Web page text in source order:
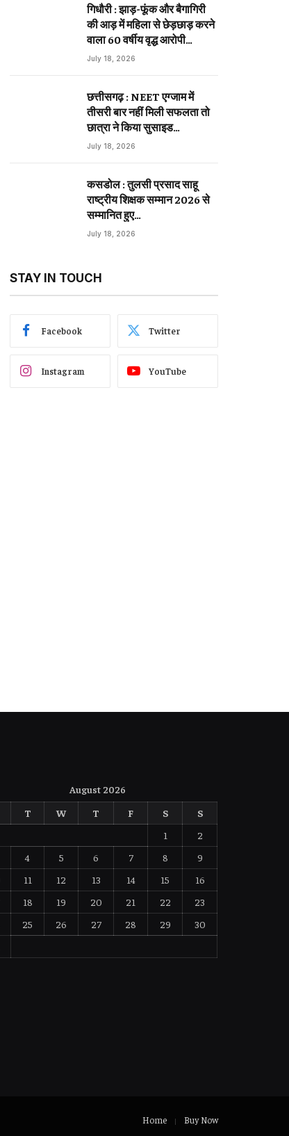
गिधौरी : झाड़-फूंक और बैगागिरी
की आड़ में महिला से छेड़छाड़ करने
वाला 60 वर्षीय वृद्ध आरोपी
गिरफ्तार…
July 18, 2026
छत्तीसगढ़ : NEET एग्जाम में
तीसरी बार नहीं मिली सफलता तो
छात्रा ने किया सुसाइड…
July 18, 2026
कसडोल : तुलसी प्रसाद साहू
राष्ट्रीय शिक्षक सम्मान 2026 से
सम्मानित हुए…
July 18, 2026
STAY IN TOUCH
Facebook Twitter
Instagram YouTube
August 2026
T W T F S
S
1
2
4 5 6 7 8
9
11 12 13 14 15
16
18 19 20 21 22
23
25 26 27 28 29
30
Home Buy Now